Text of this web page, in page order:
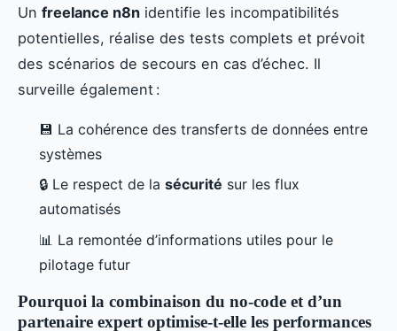
Un freelance n8n identifie les incompatibilités
potentielles, réalise des tests complets et prévoit
des scénarios de secours en cas d’échec. Il
surveille également :
💾 La cohérence des transferts de données entre
systèmes
🔒 Le respect de la sécurité sur les flux
automatisés
📊 La remontée d’informations utiles pour le
pilotage futur
Pourquoi la combinaison du no-code et d’un
partenaire expert optimise-t-elle les performances